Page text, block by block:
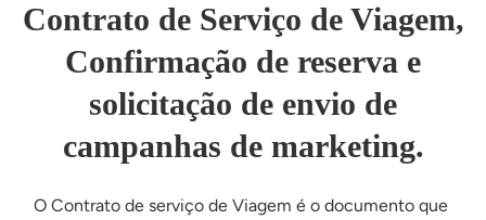
Contrato de Serviço de Viagem,
Confirmação de reserva e
solicitação de envio de
campanhas de marketing.
O Contrato de serviço de Viagem é o documento que